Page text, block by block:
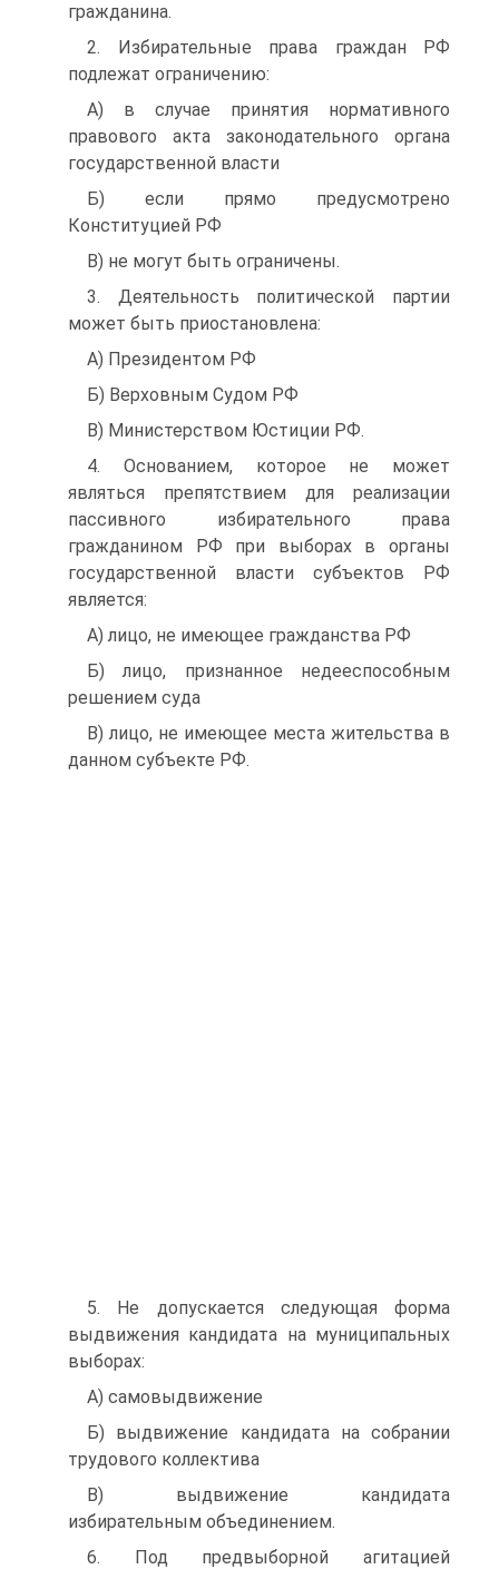
гражданина.
2. Избирательные права граждан РФ
подлежат ограничению:
A) в случае принятия нормативного
правового акта законодательного органа
государственной власти
Б) если прямо предусмотрено
Конституцией РФ
B) не могут быть ограничены.
3. Деятельность политической партии
может быть приостановлена:
A) Президентом РФ
Б) Верховным Судом РФ
B) Министерством Юстиции РФ.
4. Основанием, которое не может
являться препятствием для реализации
пассивного избирательного права
гражданином РФ при выборах в органы
государственной власти субъектов РФ
является:
A) лицо, не имеющее гражданства РФ
Б) лицо, признанное недееспособным
решением суда
B) лицо, не имеющее места жительства в
данном субъекте РФ.
5. Не допускается следующая форма
выдвижения кандидата на муниципальных
выборах:
A) самовыдвижение
Б) выдвижение кандидата на собрании
трудового коллектива
B) выдвижение кандидата
избирательным объединением.
6. Под предвыборной агитацией